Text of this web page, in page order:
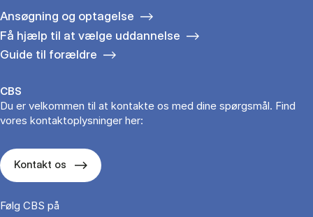
Ansøgning og optagelse
Få hjælp til at vælge uddannelse
Guide til forældre
CBS
Du er velkommen til at kontakte os med dine spørgsmål. Find
vores kontaktoplysninger her:
Kontakt os
Følg CBS på